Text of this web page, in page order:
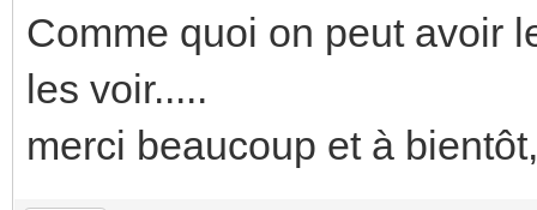
Comme quoi on peut avoir
les voir.....
merci beaucoup et à